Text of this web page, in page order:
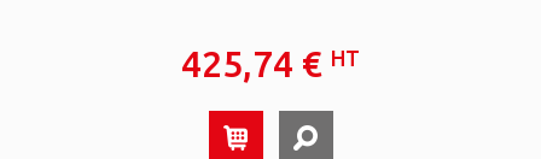
425,74 € HT